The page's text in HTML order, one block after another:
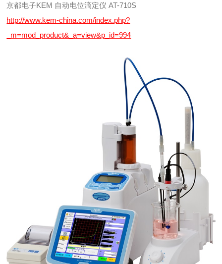
京都电子KEM 自动电位滴定仪 AT-710S
http://www.kem-china.com/index.php?
_m=mod_product&_a=view&p_id=994